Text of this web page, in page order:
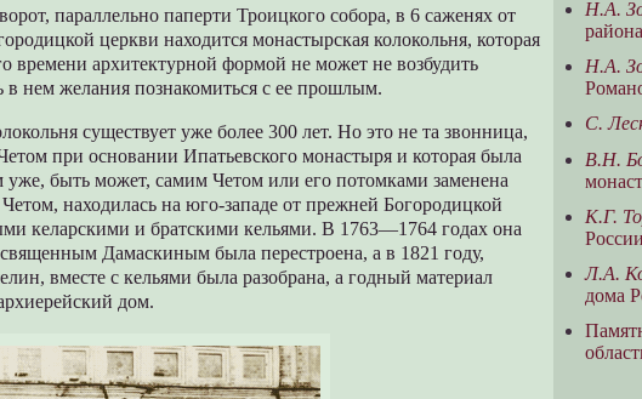
параллельно паперти Троицкого собора, в 6 саженях от
церкви находится монастырская колокольня, которая
времени архитектурной формой не может не возбудить
в нем желания познакомиться с ее прошлым.
существует уже более 300 лет. Но это не та звонница,
при основании Ипатьевского монастыря и которая была
уже, быть может, самим Четом или его потомками заменена
находилась на юго-западе от прежней Богородицкой
келарскими и братскими кельями. В 1763—1764 годах она
Дамаскиным была перестроена, а в 1821 году,
вместе с кельями была разобрана, а годный материал
дом.
Н.А.
района
Н.А.
С.
В.Н.
К.Г.
Л.А.
дома